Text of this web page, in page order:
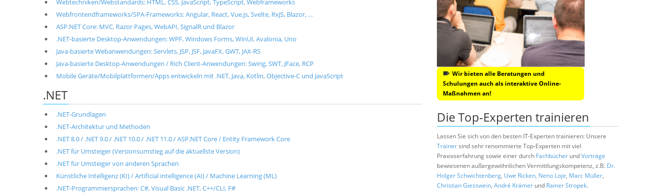
Webtechniken/Webstandards: HTML, CSS, JavaScript, TypeScript, Webframeworks
Webfrontendframeworks/SPA-Frameworks: Angular, React, Vue.js, Svelte, RxJS, Blazor, …
ASP.NET Core: MVC, Razor Pages, WebAPI, SignalR und Blazor
.NET-basierte Desktop-Anwendungen: WPF, Windows Forms, WinUI, Avalonia, Uno
Java-basierte Webanwendungen: Servlets, JSP, JSF, JavaFX, GWT, JAX-RS
Java-basierte Desktop-Anwendungen / Rich Client-Anwendungen: Swing, SWT, JFace, RCP
Mobile Geräte/Mobilplattformen/Apps entwickeln mit .NET, Java, Kotlin, Objective-C und JavaScript
.NET
.NET-Grundlagen
.NET-Architektur und Methoden
.NET 8.0 / .NET 9.0 / .NET 10.0 / .NET 11.0 / ASP.NET Core / Entity Framework Core
.NET für Umsteiger (Versionsumstieg auf die aktuellste Version)
.NET für Umsteiger von anderen Sprachen
Künstliche Intelligenz (KI) / Artificial intelligence (AI) / Machine Learning (ML)
.NET-Programmiersprachen: C#, Visual Basic .NET, C++/CLI, F#
Wir bieten alle Beratungen und
Schulungen auch als interaktive Online-
Maßnahmen an!
Die Top-Experten trainieren
Lassen Sie sich von den besten IT-Experten trainieren: Unsere
Trainersind sehr renommierte Top-Experten mit viel
Praxixserfahrung sowie einer durch Fachbücher undVorträge
bewiesenen außergewöhnlichen Vermittlungskompetenz, z.B. Dr.
Holger Schwichtenberg, Uwe Ricken, Neno Loje, Marc Müller,
Christian Giesswein, André Krämer und Rainer Stropek.